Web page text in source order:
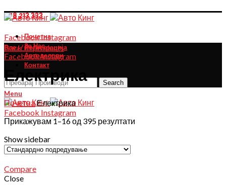
078 213 333
FacebookInstagram
Влез / Регистрација
FacebookInstagram
Почетна
За Нас
Автоделови
Контакт
Search
Menu
Facebook Instagram
Back to products
Електрика
ПочетнаЕлектрика
Прикажувам 1–16 од 395 резултати
Show sidebar
Compare
Close